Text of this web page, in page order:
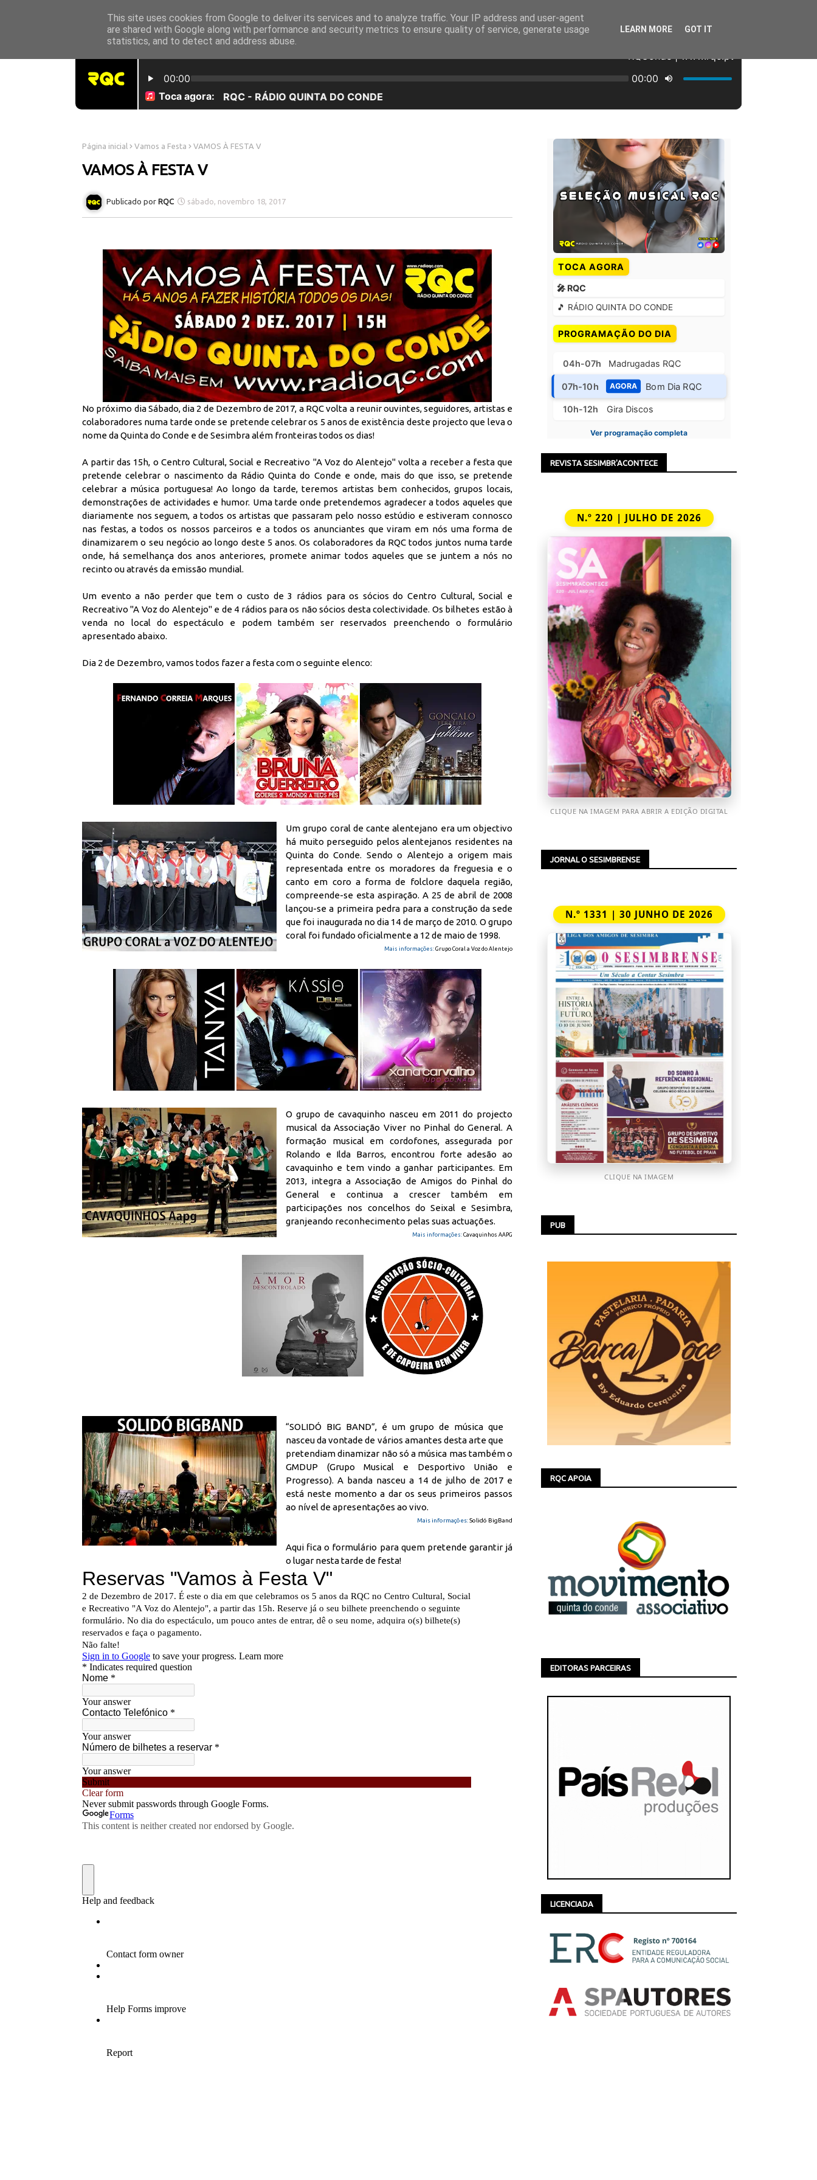
INICÍO SOBRE NÓS EQUIPA PROGRAMAÇÃO OUVIR EM DIRETO
Página inicial Vamos a Festa VAMOS À FESTA V
VAMOS À FESTA V
RQC sábado, novembro 18, 2017
No próximo dia Sábado, dia 2 de Dezembro de 2017, a RQC volta a reunir ouvintes, seguidores, artistas e
colaboradores numa tarde onde se pretende celebrar os 5 anos de existência deste projecto que leva o
nome da Quinta do Conde e de Sesimbra além fronteiras todos os dias!
A partir das 15h, o Centro Cultural, Social e Recreativo "A Voz do Alentejo" volta a receber a festa que
pretende celebrar o nascimento da Rádio Quinta do Conde e onde, mais do que isso, se pretende
celebrar a música portuguesa! Ao longo da tarde, teremos artistas bem conhecidos, grupos locais,
demonstrações de actividades e humor. Uma tarde onde pretendemos agradecer a todos aqueles que
diariamente nos seguem, a todos os artistas que passaram pelo nosso estúdio e estiveram connosco
nas festas, a todos os nossos parceiros e a todos os anunciantes que viram em nós uma forma de
dinamizarem o seu negócio ao longo deste 5 anos. Os colaboradores da RQC todos juntos numa tarde
onde, há semelhança dos anos anteriores, promete animar todos aqueles que se juntem a nós no
recinto ou através da emissão mundial.
Um evento a não perder que tem o custo de 3 rádios para os sócios do Centro Cultural, Social e
Recreativo "A Voz do Alentejo" e de 4 rádios para os não sócios desta colectividade. Os bilhetes estão à
venda no local do espectáculo e podem também ser reservados preenchendo o formulário
apresentado abaixo.
Dia 2 de Dezembro, vamos todos fazer a festa com o seguinte elenco:
Um grupo coral de cante alentejano era um objectivo
há muito perseguido pelos alentejanos residentes na
Quinta do Conde. Sendo o Alentejo a origem mais
representada entre os moradores da freguesia e o
canto em coro a forma de folclore daquela região,
compreende-se esta aspiração. A 25 de abril de 2008
lançou-se a primeira pedra para a construção da sede
que foi inaugurada no dia 14 de março de 2010. O grupo
coral foi fundado oficialmente a 12 de maio de 1998.
Mais informações: Grupo Coral a Voz do Alentejo
O grupo de cavaquinho nasceu em 2011 do projecto
musical da Associação Viver no Pinhal do General. A
formação musical em cordofones, assegurada por
Rolando e Ilda Barros, encontrou forte adesão ao
cavaquinho e tem vindo a ganhar participantes. Em
2013, integra a Associação de Amigos do Pinhal do
General e continua a crescer também em
participações nos concelhos do Seixal e Sesimbra,
granjeando reconhecimento pelas suas actuações.
Mais informações: Cavaquinhos AAPG
“SOLIDÓ BIG BAND”, é um grupo de música que
nasceu da vontade de vários amantes desta arte que
pretendiam dinamizar não só a música mas também o
GMDUP (Grupo Musical e Desportivo União e
Progresso). A banda nasceu a 14 de julho de 2017 e
está neste momento a dar os seus primeiros passos
ao nível de apresentações ao vivo.
Mais informações:Solidó BigBand
Aqui fica o formulário para quem pretende garantir já
o lugar nesta tarde de festa!
TOCA AGORA
🎤 RQC
🎵 RÁDIO QUINTA DO CONDE
PROGRAMAÇÃO DO DIA
04h-07h Madrugadas RQC
07h-10h AGORA Bom Dia RQC
10h-12h Gira Discos
Ver programação completa
REVISTA SESIMBR'ACONTECE
N.º 220 | JULHO DE 2026
CLIQUE NA IMAGEM PARA ABRIR A EDIÇÃO DIGITAL
JORNAL O SESIMBRENSE
N.º 1331 | 30 JUNHO DE 2026
CLIQUE NA IMAGEM
PUB
RQC APOIA
EDITORAS PARCEIRAS
LICENCIADA
This site uses cookies from Google to deliver its services and to analyze traffic. Your IP address and user-agent
are shared with Google along with performance and security metrics to ensure quality of service, generate usage
statistics, and to detect and address abuse.
LEARN MORE GOT IT